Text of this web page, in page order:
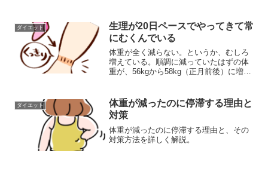
ダイエット
生理が20日ペースでやってきて常
にむくんでいる
体重が全く減らない。というか、むしろ
増えている。順調に減っていたはずの体
重が、56kgから58kg（正月前後）に増え
＞消費カロリーなのだろう。でも、きっ
とそれだ...
ダイエット
体重が減ったのに停滞する理由と
対策
体重が減ったのに停滞する理由と、その
対策方法を詳しく解説。